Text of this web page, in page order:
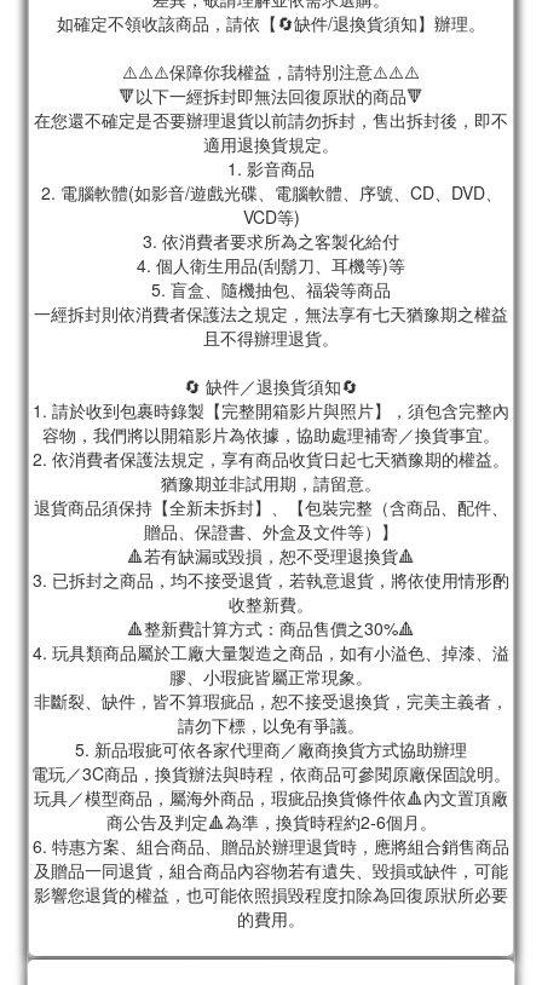
如確定不領收該商品，請依【🔄缺件/退換貨須知】辦理。
⚠️⚠️⚠️保障你我權益，請特別注意⚠️⚠️⚠️
🔻以下一經拆封即無法回復原狀的商品🔻
在您還不確定是否要辦理退貨以前請勿拆封，售出拆封後，即不
適用退換貨規定。
1. 影音商品
2. 電腦軟體(如影音/遊戲光碟、電腦軟體、序號、CD、DVD、
VCD等)
3. 依消費者要求所為之客製化給付
4. 個人衛生用品(刮鬍刀、耳機等)等
5. 盲盒、隨機抽包、福袋等商品
一經拆封則依消費者保護法之規定，無法享有七天猶豫期之權益
且不得辦理退貨。
🔄 缺件／退換貨須知🔄
1. 請於收到包裹時錄製【完整開箱影片與照片】，須包含完整內
容物，我們將以開箱影片為依據，協助處理補寄／換貨事宜。
2. 依消費者保護法規定，享有商品收貨日起七天猶豫期的權益。
猶豫期並非試用期，請留意。
退貨商品須保持【全新未拆封】、【包裝完整（含商品、配件、
贈品、保證書、外盒及文件等）】
🔺若有缺漏或毀損，恕不受理退換貨🔺
3. 已拆封之商品，均不接受退貨，若執意退貨，將依使用情形酌
收整新費。
🔺整新費計算方式：商品售價之30%🔺
4. 玩具類商品屬於工廠大量製造之商品，如有小溢色、掉漆、溢
膠、小瑕疵皆屬正常現象。
非斷裂、缺件，皆不算瑕疵品，恕不接受退換貨，完美主義者，
請勿下標，以免有爭議。
5. 新品瑕疵可依各家代理商／廠商換貨方式協助辦理
電玩／3C商品，換貨辦法與時程，依商品可參閱原廠保固說明。
玩具／模型商品，屬海外商品，瑕疵品換貨條件依🔺內文置頂廠
商公告及判定🔺為準，換貨時程約2-6個月。
6. 特惠方案、組合商品、贈品於辦理退貨時，應將組合銷售商品
及贈品一同退貨，組合商品內容物若有遺失、毀損或缺件，可能
影響您退貨的權益，也可能依照損毀程度扣除為回復原狀所必要
的費用。